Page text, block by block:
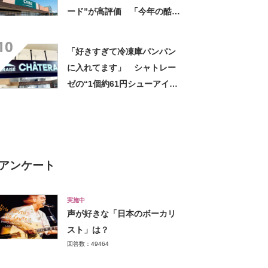
ード”が高評価 「今年の酷暑
「好きすぎて冷凍庫パンパン
に入れてます」 シャトレー
ゼの“1個約61円シューアイ
アンケート
実施中
声が好きな「日本のボーカリ
スト」は？
回答数：49464